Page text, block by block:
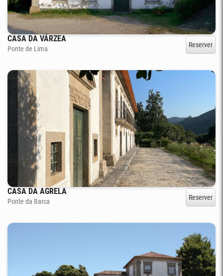
CASA DA VÁRZEA
Ponte de Lima Reserver
CASA DA AGRELA
Ponte da Barca Reserver